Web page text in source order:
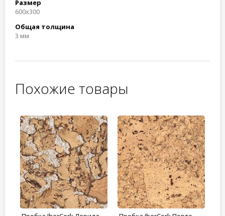
Размер
600x300
Общая толщина
3 мм
Похожие товары